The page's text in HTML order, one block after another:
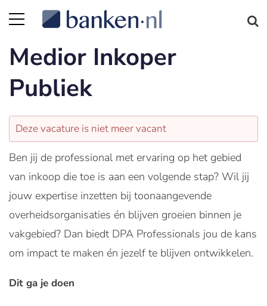
Medior Inkoper
Publiek
Deze vacature is niet meer vacant
Ben jij de professional met ervaring op het gebied
van inkoop die toe is aan een volgende stap? Wil jij
jouw expertise inzetten bij toonaangevende
overheidsorganisaties én blijven groeien binnen je
vakgebied? Dan biedt DPA Professionals jou de kans
om impact te maken én jezelf te blijven ontwikkelen.
Dit ga je doen